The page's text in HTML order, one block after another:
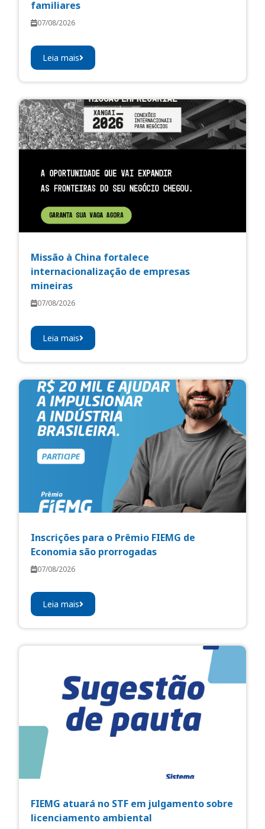
familiares
07/08/2026
Leia mais
Missão à China fortalece
internacionalização de empresas
mineiras
07/08/2026
Leia mais
Inscrições para o Prêmio FIEMG de
Economia são prorrogadas
07/08/2026
Leia mais
FIEMG atuará no STF em julgamento sobre
licenciamento ambiental